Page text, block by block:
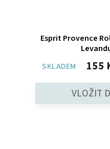
Esprit Provence
SKLADEM
155